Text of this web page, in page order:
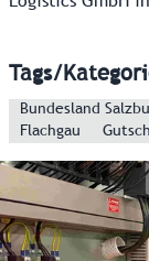
Tags/
Bundesland
Flachgau